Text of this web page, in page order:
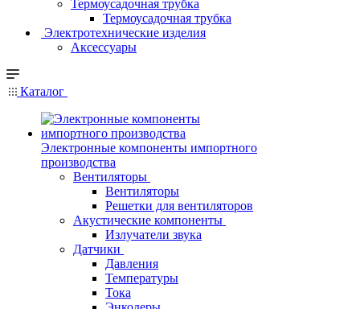
Термоусадочная трубка
Термоусадочная трубка
Электротехнические изделия
Аксессуары
Каталог
Электронные компоненты импортного
производства
Вентиляторы
Вентиляторы
Решетки для вентиляторов
Акустические компоненты
Излучатели звука
Датчики
Давления
Температуры
Тока